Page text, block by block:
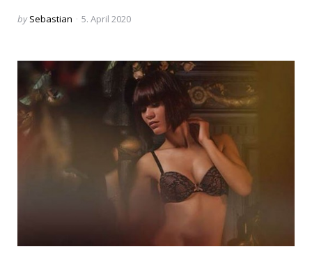
Posted
by Sebastian 5. April 2020